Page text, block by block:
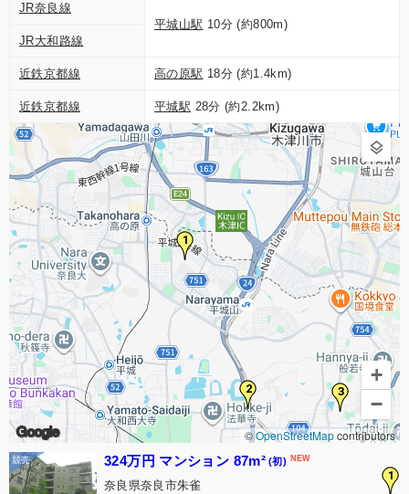
JR奈良線
平城山駅 10分 (約800m)
JR大和路線
近鉄京都線 高の原駅 18分 (約1.4km)
近鉄京都線 平城駅 28分 (約2.2km)
1
2 3
Google
+
−
©OpenStreetMapcontributors
1
324万円 マンション 87m² (初)
奈良県奈良市朱雀